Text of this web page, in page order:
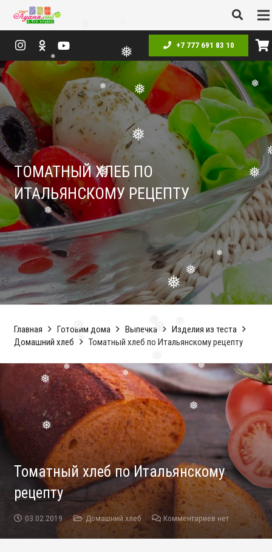
❅
❅
❅
❅
❅
❅
❅
❅
❅
❅
❅
❅
❅
❅
❅
❅
❅ ❅
❅
❅
❅ +7 777 691 83 10
ТОМАТНЫЙ ХЛЕБ ПО
ИТАЛЬЯНСКОМУ РЕЦЕПТУ
Главная Готовим дома Выпечка
Изделия из теста
Домашний хлеб
Томатный хлеб по Итальянскому рецепту
Томатный хлеб по Итальянскому
рецепту
03.02.2019 Домашний хлеб Комментариев нет